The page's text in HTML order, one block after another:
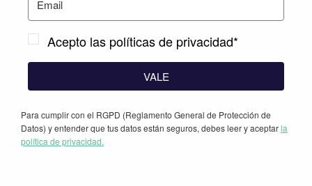
Acepto las políticas de privacidad*
VALE
Para cumplir con el RGPD (Reglamento General de Protección de
Datos) y entender que tus datos están seguros, debes leer y aceptarla
política de privacidad.